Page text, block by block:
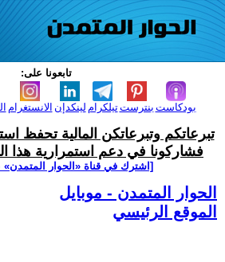
تابعونا على:
الانستغرام لينكدإن تيلكرامبنترست بودكاست
تبرعاتكم وتبرعاتكن المالية تحفظ
فشاركونا في دعم استمرارية هذا
[اشترك في قناة ‫«الحوار المتمدن»
الحوار المتمدن - موبايل
الموقع الرئيسي